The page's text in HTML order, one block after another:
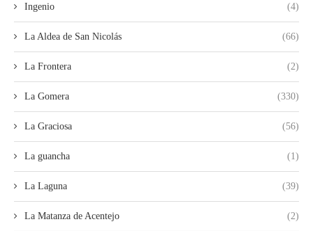
Ingenio (4)
La Aldea de San Nicolás (66)
La Frontera (2)
La Gomera (330)
La Graciosa (56)
La guancha (1)
La Laguna (39)
La Matanza de Acentejo (2)